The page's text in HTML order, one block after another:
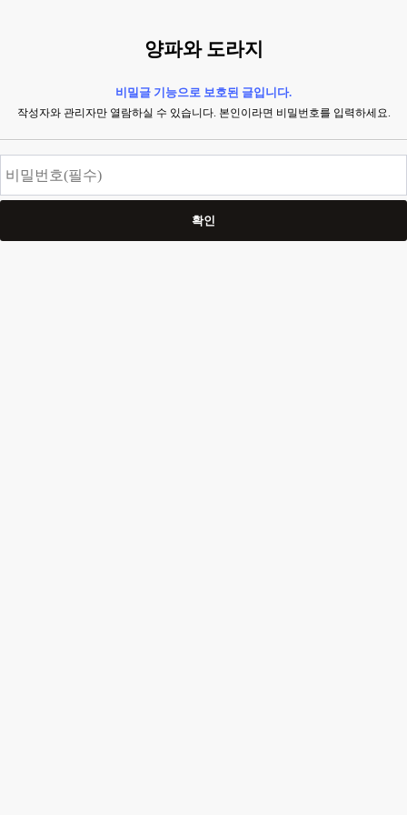
양파와 도라지
비밀글 기능으로 보호된 글입니다.
작성자와 관리자만 열람하실 수 있습니다. 본인이라면 비밀번호를 입력하세요.